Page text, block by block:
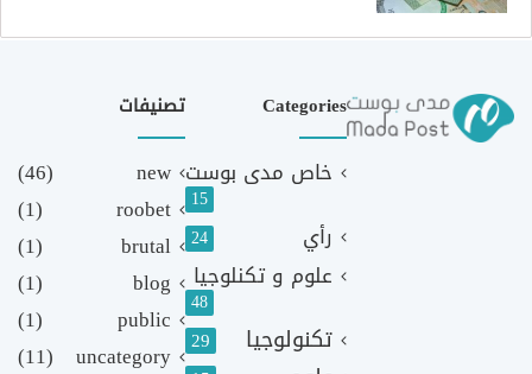
Categories
خاص مدى بوست
15
رأي 24
علوم و تكنلوجيا
48
تكنولوجيا 29
تصنيفات
new
(46)
roobet
(1)
brutal
(1)
blog
(1)
public
(1)
uncategory
(11)